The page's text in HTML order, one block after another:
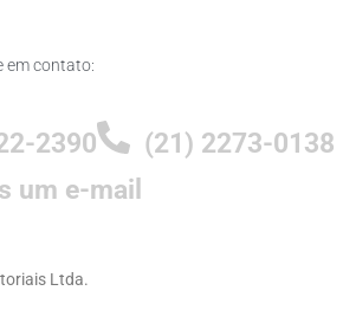
em contato:
2390
(21) 2273-0138
um e-mail
Ltda.